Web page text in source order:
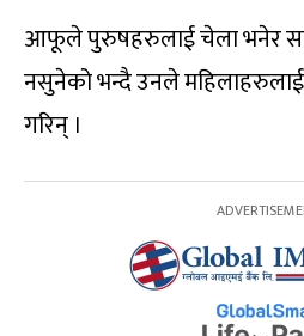
आफूले पुरुषहरुलाई चेला भनेर
नसुनेको भन्दै उनले
गरिन् ।